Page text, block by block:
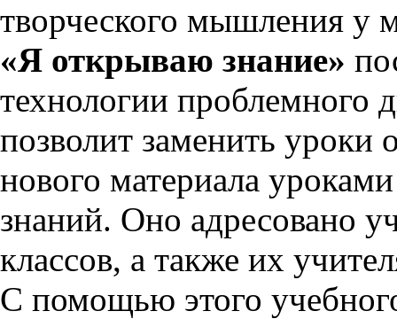
творческого мышления у
«Я открываю знание»
технологии проблемного
позволит заменить уроки
нового материала
знаний. Оно адресовано
классов, а также их
С помощью этого